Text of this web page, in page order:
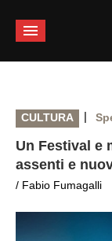
CULTURA |
Un Festival e
assenti e
/ Fabio Fumagalli